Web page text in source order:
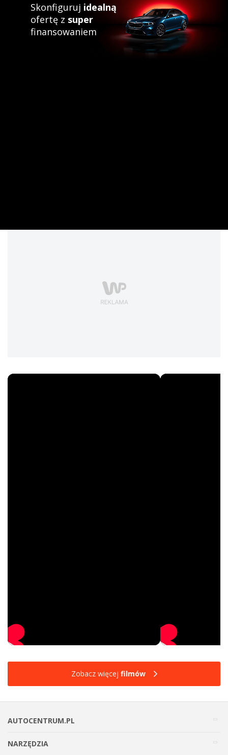
Skonfiguruj idealną
ofertę z super
finansowaniem
Zobacz więcej filmów
AUTOCENTRUM.PL
NARZĘDZIA